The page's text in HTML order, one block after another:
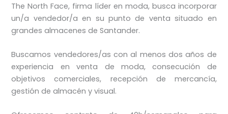
The North Face, firma líder en moda, busca incorporar
un/a vendedor/a en su punto de venta situado en
grandes almacenes de Santander.
Buscamos vendedores/as con al menos dos años de
experiencia en venta de moda, consecución de
objetivos comerciales, recepción de mercancía,
gestión de almacén y visual.